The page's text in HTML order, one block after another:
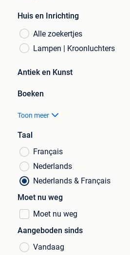
Huis en Inrichting
Alle zoekertjes
Lampen | Kroonluchters
Antiek en Kunst
Boeken
Toon meer
Taal
Français
Nederlands
Nederlands & Français
Moet nu weg
Moet nu weg
Aangeboden sinds
Vandaag